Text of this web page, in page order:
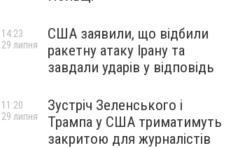
США заявили, що відбили
ракетну атаку Ірану та
завдали ударів у відповідь
14:23
29 липня
Зустріч Зеленського і
Трампа у США триматимуть
закритою для журналістів
11:20
29 липня